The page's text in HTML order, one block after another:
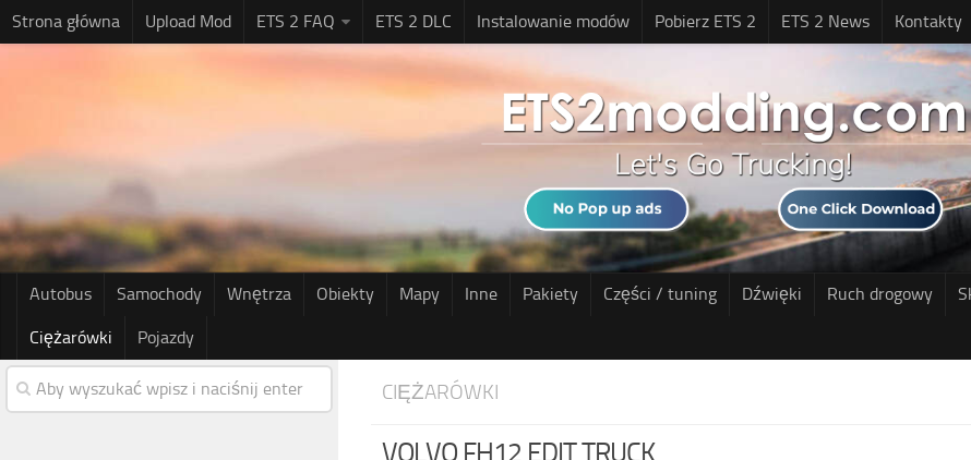
Strona główna Upload Mod ETS 2 FAQ ETS 2 DLC Instalowanie modów Pobierz ETS 2 ETS 2 News Kontakty
Autobus Samochody Wnętrza Obiekty Mapy Inne Pakiety Części / tuning Dźwięki Ruch drogowy
Ciężarówki Pojazdy
CIĘŻARÓWKI
VOLVO FH12 EDIT TRUCK